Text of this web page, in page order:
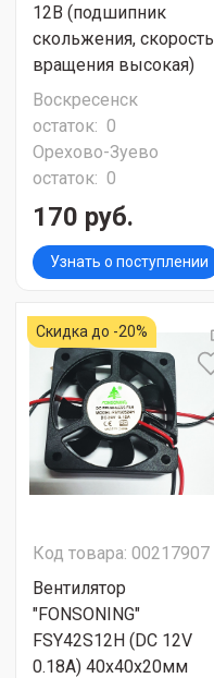
12В (подшипник
скольжения, скорость
вращения высокая)
Воскресенск
остаток: 0
Орехово-Зуево
остаток: 0
170 руб.
Узнать о поступлении
Скидка до -20%
Код товара: 00217907
Вентилятор
"FONSONING"
FSY42S12H (DC 12V
0.18A) 40х40х20мм